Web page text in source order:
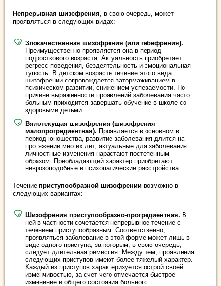
Непрерывная шизофрения, в свою очередь, может
проявляться в следующих видах:
Злокачественная шизофрения (или гебефрения).
Преимущественно проявляется она в период
подросткового возраста. Актуальность приобретает
регресс поведения, бездеятельность и эмоциональная
тупость. В детском возрасте течение этого вида
шизофрении сопровождается затормаживанием в
психическом развитии, снижением успеваемости. По
причине выраженности проявлений заболевания часто
больным приходится завершать обучение в школе со
здоровыми детьми.
Вялотекущая шизофрения (шизофрения
малопрогредиентная). Проявляется в основном в
период юношества, развитие заболевания длится на
протяжении многих лет, актуальные для заболевания
личностные изменения нарастают постепенным
образом. Преобладающий характер приобретают
неврозоподобные и психопатические расстройства.
Течение приступообразной шизофрении возможно в
следующих вариантах:
Шизофрения приступообразно-прогредиентная. В
ней в частности сочетается непрерывное течение с
течением приступообразным. Соответственно,
проявляться заболевание в этой форме может лишь в
виде одного приступа, за которым, в свою очередь,
следует длительная ремиссия. Между тем, проявления
следующих приступов имеют более тяжелый характер.
Каждый из приступов характеризуется острой своей
изменчивостью, за счет чего отмечается быстрое
изменение и общего состояния больного.